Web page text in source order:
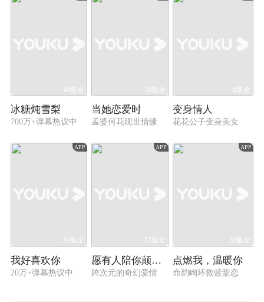
40集全
冰糖炖雪梨
700万+弹幕热议中
30集全
当她恋爱时
孟婆何花现世情缘
8集全
变身情人
花花公子变身美女
APP
34集全
我好喜欢你
20万+弹幕热议中
APP
17集全
愿有人陪你颠沛流离
跨次元的奇幻爱情
APP
36集全
点燃我，温暖你
命韵峋环救赎甜恋